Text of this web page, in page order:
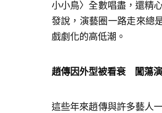
小小鳥〉全數唱盡，還精
發說，演藝圈一路走來總
戲劇化的高低潮。
趙傳因外型被看衰 闖蕩演
這些年來趙傳與許多藝人